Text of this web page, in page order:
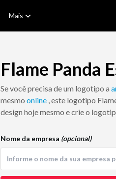
Mais
Flame Panda
Se você precisa de um logotipo a
mesmo online , este logotipo
design hoje mesmo e crie o
Nome da empresa (opcional)